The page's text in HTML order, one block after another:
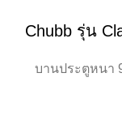
Chubb รุ่น
บานประตูหนา